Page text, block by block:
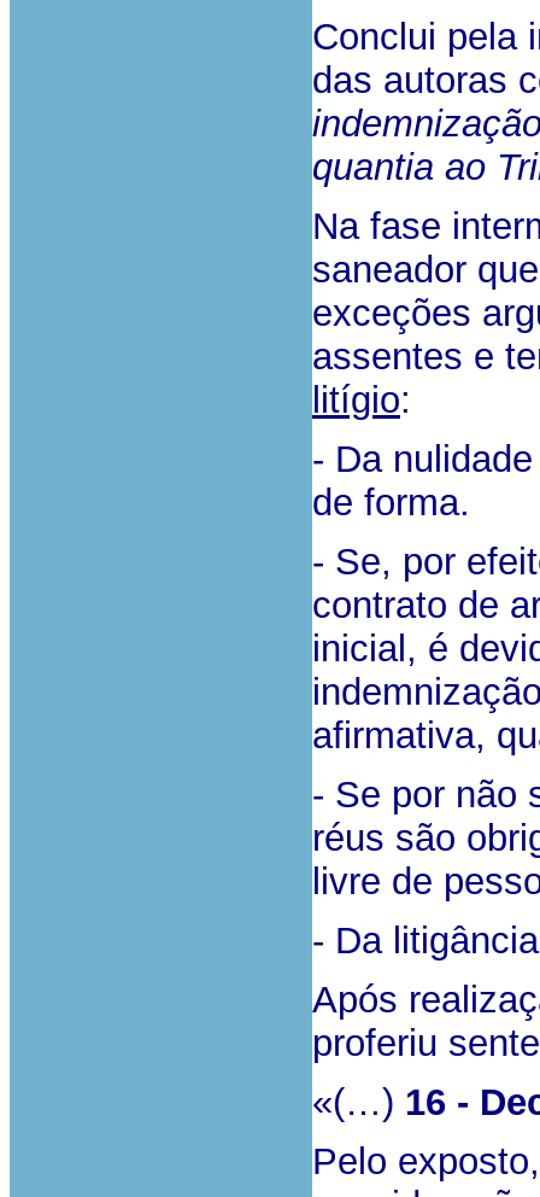
Conclui pela
das autoras
quantia ao
Na fase
saneador
exceções
assentes e
litígio:
- Da
de forma.
- Se, por
contrato de
inicial, é
afirmativa,
- Se por não
réus são
livre de
- Da
Após
proferiu
«(…) 16 -
Pelo